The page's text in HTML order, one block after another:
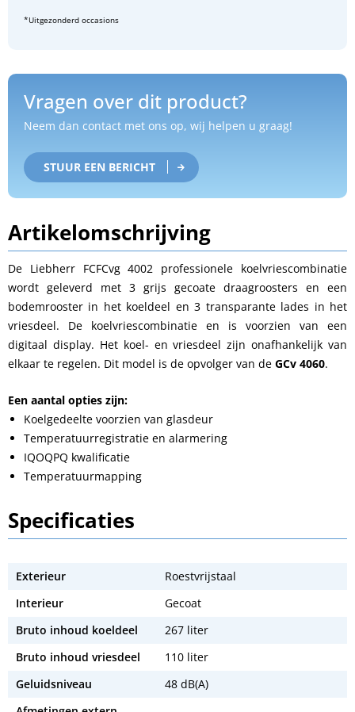
*Uitgezonderd occasions
Vragen over dit product?
Neem dan contact met ons op, wij helpen u graag!
STUUR EEN BERICHT
Artikelomschrijving
De Liebherr FCFCvg 4002 professionele koelvriescombinatie
wordt geleverd met 3 grijs gecoate draagroosters en een
bodemrooster in het koeldeel en 3 transparante lades in het
vriesdeel. De koelvriescombinatie en is voorzien van een
digitaal display. Het koel- en vriesdeel zijn onafhankelijk van
elkaar te regelen. Dit model is de opvolger van de GCv 4060.
Een aantal opties zijn:
Koelgedeelte voorzien van glasdeur
Temperatuurregistratie en alarmering
IQOQPQ kwalificatie
Temperatuurmapping
Specificaties
Exterieur
Roestvrijstaal
Interieur
Gecoat
Bruto inhoud koeldeel
267 liter
Bruto inhoud vriesdeel
110 liter
Geluidsniveau
48 dB(A)